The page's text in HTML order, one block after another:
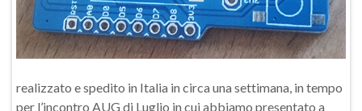
realizzato e spedito in Italia in circa una settimana, in tempo
per l’incontro AUG di Luglio in cui abbiamo presentato a